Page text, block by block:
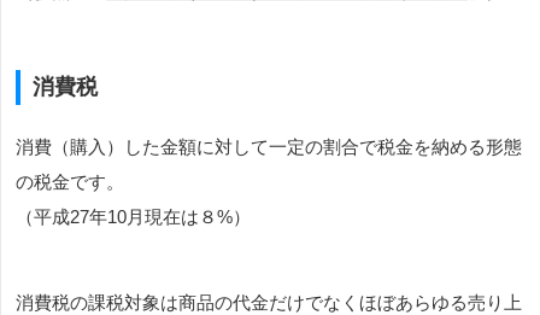
消費税
消費（購入）した金額に対して一定の割合で税金を納める形態
の税金です。
（平成27年10月現在は８%）
消費税の課税対象は商品の代金だけでなくほぼあらゆる売り上